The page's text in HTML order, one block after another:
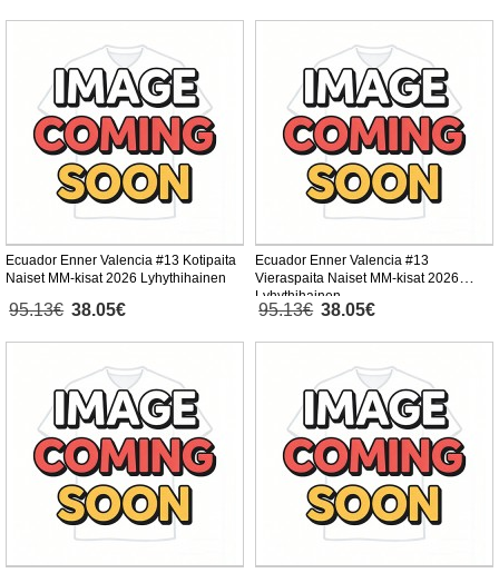
Ecuador Enner Valencia #13 Kotipaita
Naiset MM-kisat 2026 Lyhythihainen
95.13€ 38.05€
Ecuador Enner Valencia #13
Vieraspaita Naiset MM-kisat 2026
Lyhythihainen
95.13€ 38.05€